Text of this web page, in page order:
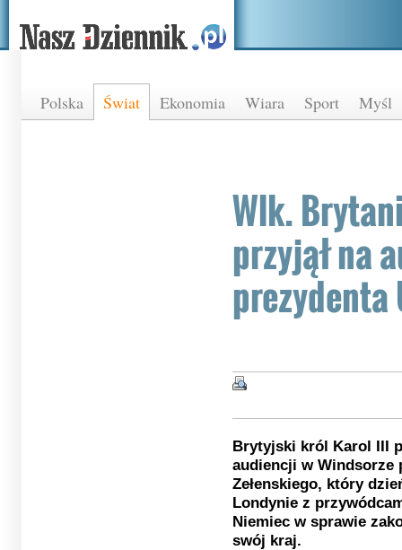
Polska Świat Ekonomia Wiara Sport Myśl
Wlk.
przyjął na
Brytyjski król Karol III
audiencji w Windsorze
Zełenskiego, który
Londynie z
Niemiec w sprawie
swój kraj.